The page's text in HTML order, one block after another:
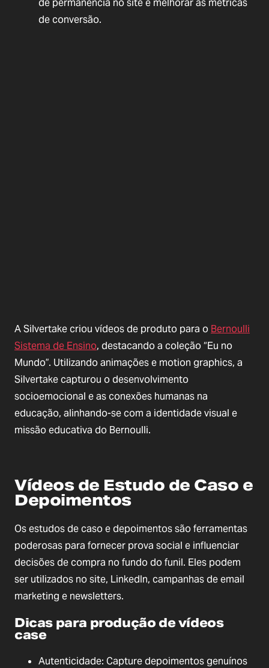
de permanência no site e melhorar as métricas
de conversão.
A Silvertake criou vídeos de produto para o Bernoulli
Sistema de Ensino, destacando a coleção “Eu no
Mundo”. Utilizando animações e motion graphics, a
Silvertake capturou o desenvolvimento
socioemocional e as conexões humanas na
educação, alinhando-se com a identidade visual e
missão educativa do Bernoulli.
Vídeos de Estudo de Caso e
Depoimentos
Os estudos de caso e depoimentos são ferramentas
poderosas para fornecer prova social e influenciar
decisões de compra no fundo do funil. Eles podem
ser utilizados no site, LinkedIn, campanhas de email
marketing e newsletters.
Dicas para produção de vídeos
case
Autenticidade: Capture depoimentos genuínos